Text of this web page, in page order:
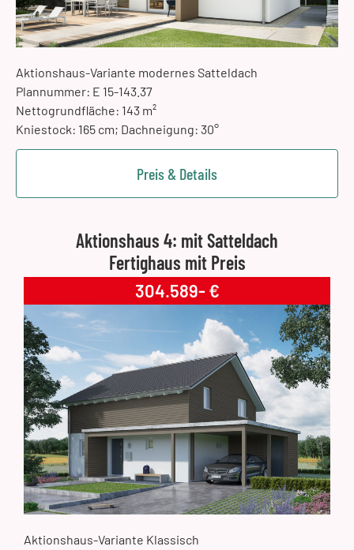
Aktionshaus-Variante modernes Satteldach
Plannummer: E 15-143.37
Nettogrundfläche: 143 m²
Kniestock: 165 cm; Dachneigung: 30°
Preis & Details
Aktionshaus 4: mit Satteldach
Fertighaus mit Preis
304.589- €
Aktionshaus-Variante Klassisch